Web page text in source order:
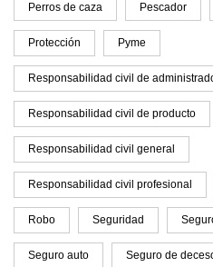
Perros de caza Pescador
Protección Pyme
Responsabilidad civil de
Responsabilidad civil de producto
Responsabilidad civil general
Responsabilidad civil profesional
Robo Seguridad
Seguro auto Seguro de